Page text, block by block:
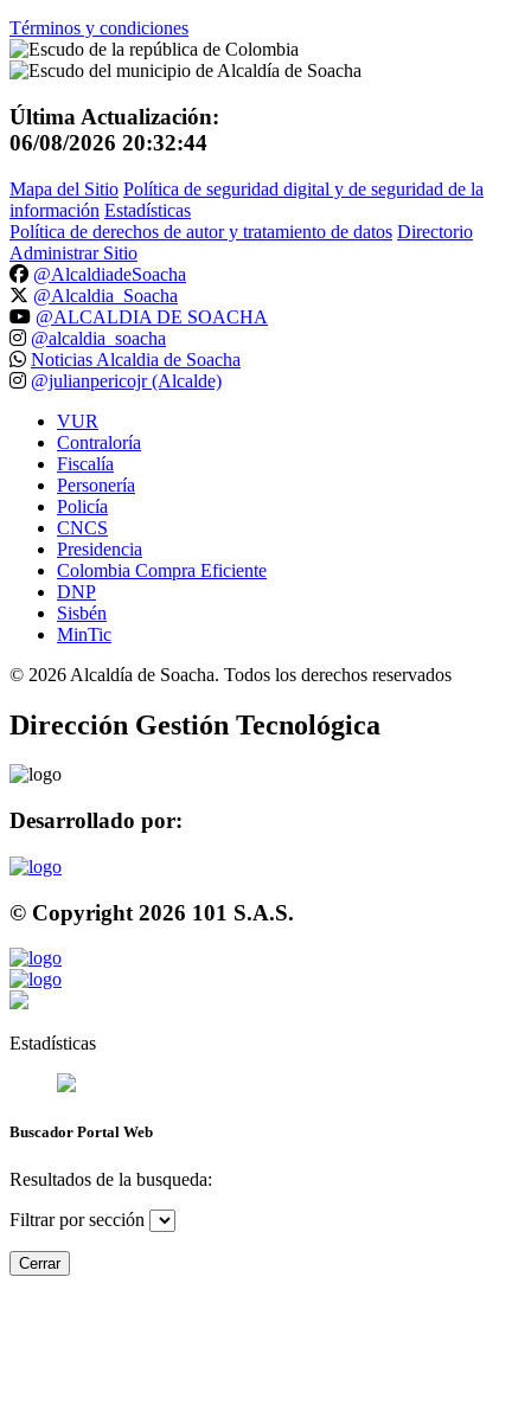
Términos y condiciones
Última Actualización:
06/08/2026 20:32:44
Mapa del Sitio Política de seguridad digital y de seguridad de la
información Estadísticas
Política de derechos de autor y tratamiento de datos Directorio
Administrar Sitio
@AlcaldiadeSoacha
@Alcaldia_Soacha
@ALCALDIA DE SOACHA
@alcaldia_soacha
Noticias Alcaldia de Soacha
@julianpericojr (Alcalde)
VUR
Contraloría
Fiscalía
Personería
Policía
CNCS
Presidencia
Colombia Compra Eficiente
DNP
Sisbén
MinTic
© 2026 Alcaldía de Soacha. Todos los derechos reservados
Dirección Gestión Tecnológica
Desarrollado por:
© Copyright 2026 101 S.A.S.
Estadísticas
Buscador Portal Web
Resultados de la busqueda:
Filtrar por sección
Cerrar